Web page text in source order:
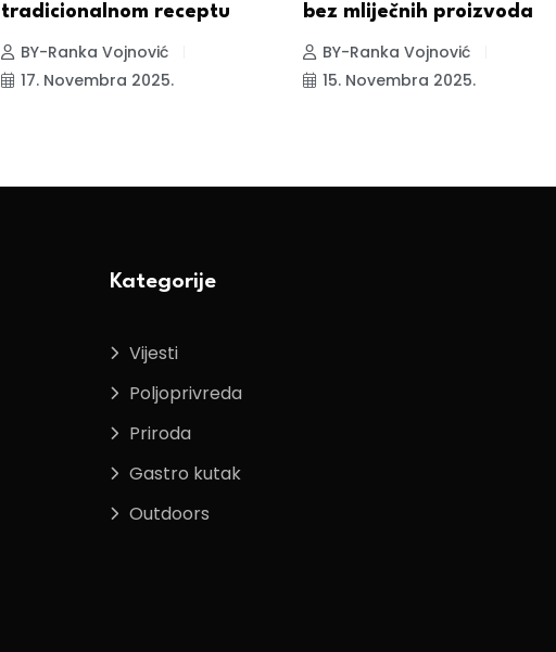
tradicionalnom receptu
BY-Ranka Vojnović
17. Novembra 2025.
bez mliječnih proizvoda
BY-Ranka Vojnović
15. Novembra 2025.
Kategorije
Vijesti
Poljoprivreda
Priroda
Gastro kutak
Outdoors